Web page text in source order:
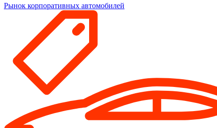
Рынок корпоративных автомобилей